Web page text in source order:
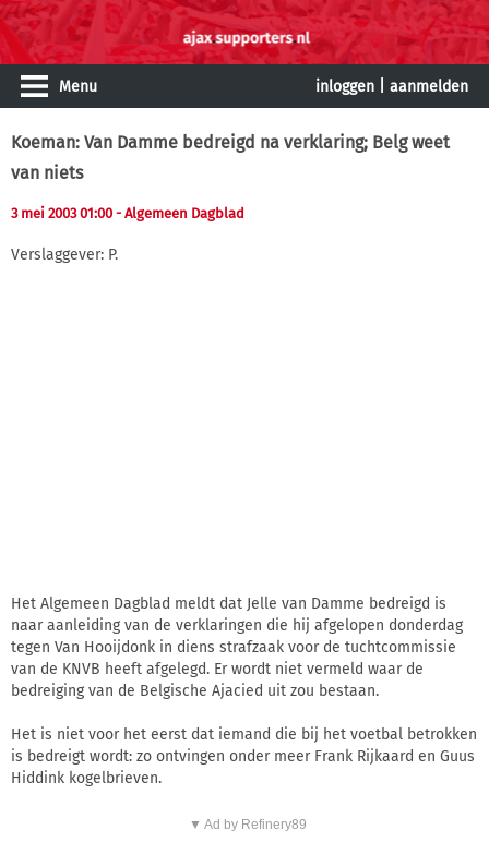
Menu inloggen aanmelden
Koeman: Van Damme bedreigd na verklaring; Belg weet
van niets
3 mei 2003 01:00 - Algemeen Dagblad
Verslaggever: P.
Het Algemeen Dagblad meldt dat Jelle van Damme bedreigd is
naar aanleiding van de verklaringen die hij afgelopen donderdag
tegen Van Hooijdonk in diens strafzaak voor de tuchtcommissie
van de KNVB heeft afgelegd. Er wordt niet vermeld waar de
bedreiging van de Belgische Ajacied uit zou bestaan.
Het is niet voor het eerst dat iemand die bij het voetbal betrokken
is bedreigt wordt: zo ontvingen onder meer Frank Rijkaard en Guus
Hiddink kogelbrieven.
▼ Ad by Refinery89